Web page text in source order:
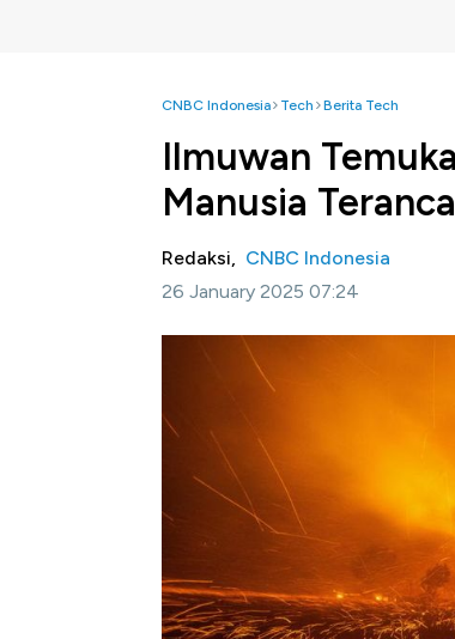
CNBC Indonesia Tech Berita Tech
Ilmuwan
Manusia
Redaksi, CNBC Indonesia
26 January 2025 07:24